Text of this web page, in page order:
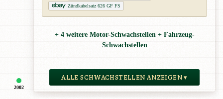
2002
Zündkabelsatz 626 GF FS
+ 4 weitere Motor-Schwachstellen + Fahrzeug-
Schwachstellen
ALLE SCHWACHSTELLEN ANZEIGEN ▾